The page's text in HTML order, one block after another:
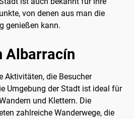
von denen aus man die
genießen kann.
Albarracín
Aktivitäten, die Besucher
Umgebung der Stadt ist ideal für
und Klettern. Die
zahlreiche Wanderwege, die